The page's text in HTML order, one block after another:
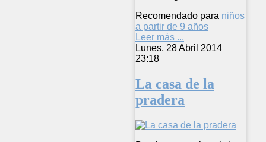
Recomendado para niños
a partir de 9 años
Leer más ...
Lunes, 28 Abril 2014
23:18
La casa de la
pradera